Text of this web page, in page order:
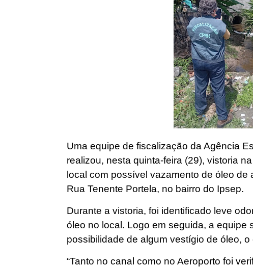
Uma equipe de fiscalização da Agência
realizou, nesta quinta-feira (29), vistoria
local com possível vazamento de óleo
Rua Tenente Portela, no bairro do Ipsep.
Durante a vistoria, foi identificado leve
óleo no local. Logo em seguida, a equipe
possibilidade de algum vestígio de óleo,
“Tanto no canal como no Aeroporto foi